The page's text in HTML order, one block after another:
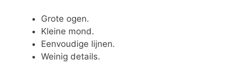
Grote ogen.
Kleine mond.
Eenvoudige lijnen.
Weinig details.